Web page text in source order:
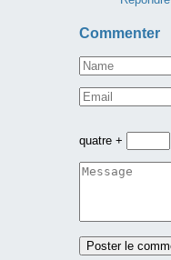
Commenter
quatre +